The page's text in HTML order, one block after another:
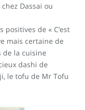
Dassai ou
de « C’est
mais certaine de
de la cuisine
dashi de
le tofu de Mr Tofu